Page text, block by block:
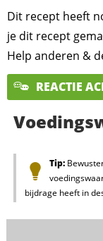
Dit recept heeft
je dit recept
Help anderen &
REACTIE
Tip:
bijdrage heeft in